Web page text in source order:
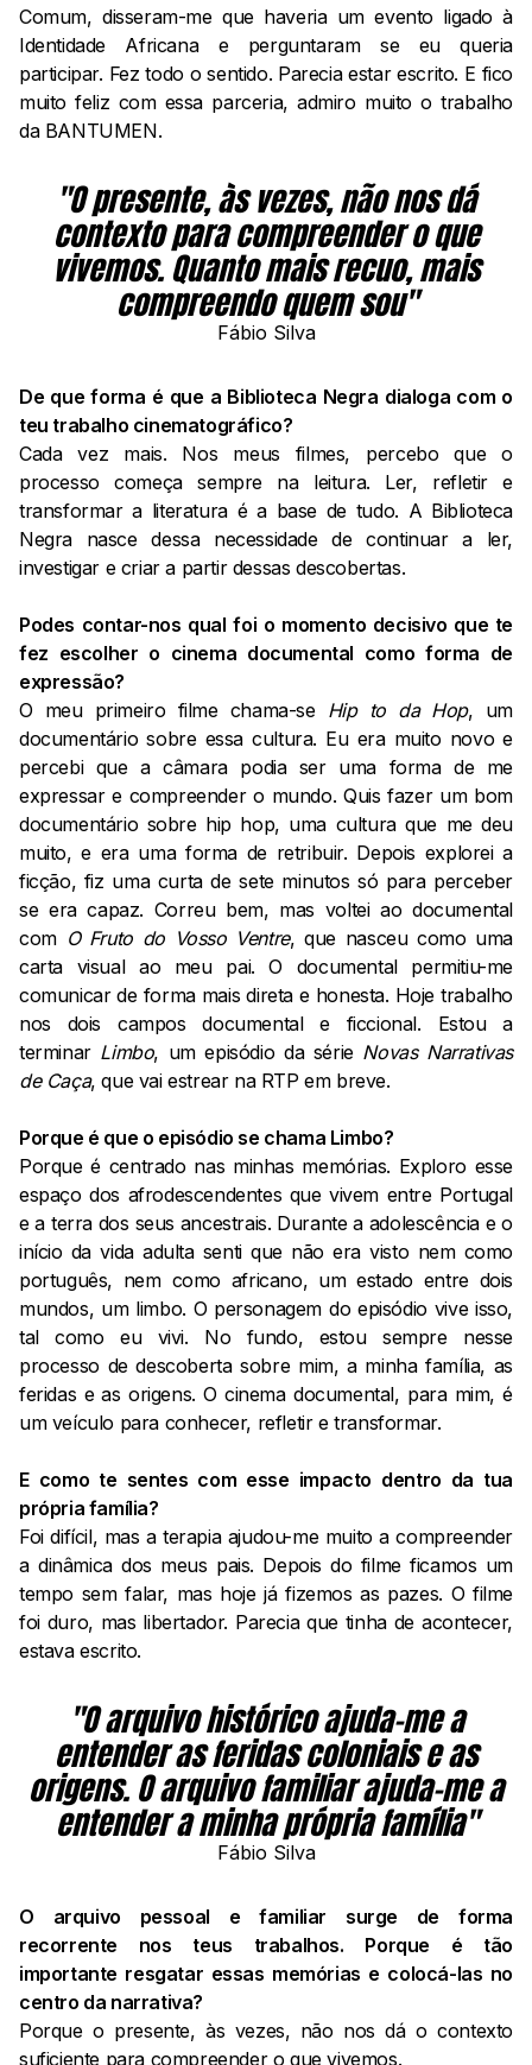
Comum, disseram-me que haveria um evento ligado à
Identidade Africana e perguntaram se eu queria
participar. Fez todo o sentido. Parecia estar escrito. E fico
muito feliz com essa parceria, admiro muito o trabalho
da BANTUMEN.
"O presente, às vezes, não nos dá
contexto para compreender o que
vivemos. Quanto mais recuo, mais
compreendo quem sou"
Fábio Silva
De que forma é que a Biblioteca Negra dialoga com o
teu trabalho cinematográfico?
Cada vez mais. Nos meus filmes, percebo que o
processo começa sempre na leitura. Ler, refletir e
transformar a literatura é a base de tudo. A Biblioteca
Negra nasce dessa necessidade de continuar a ler,
investigar e criar a partir dessas descobertas.
Podes contar-nos qual foi o momento decisivo que te
fez escolher o cinema documental como forma de
expressão?
O meu primeiro filme chama-se Hip to da Hop, um
documentário sobre essa cultura. Eu era muito novo e
percebi que a câmara podia ser uma forma de me
expressar e compreender o mundo. Quis fazer um bom
documentário sobre hip hop, uma cultura que me deu
muito, e era uma forma de retribuir. Depois explorei a
ficção, fiz uma curta de sete minutos só para perceber
se era capaz. Correu bem, mas voltei ao documental
com O Fruto do Vosso Ventre, que nasceu como uma
carta visual ao meu pai. O documental permitiu-me
comunicar de forma mais direta e honesta. Hoje trabalho
nos dois campos documental e ficcional. Estou a
terminar Limbo, um episódio da série Novas Narrativas
de Caça, que vai estrear na RTP em breve.
Porque é que o episódio se chama Limbo?
Porque é centrado nas minhas memórias. Exploro esse
espaço dos afrodescendentes que vivem entre Portugal
e a terra dos seus ancestrais. Durante a adolescência e o
início da vida adulta senti que não era visto nem como
português, nem como africano, um estado entre dois
mundos, um limbo. O personagem do episódio vive isso,
tal como eu vivi. No fundo, estou sempre nesse
processo de descoberta sobre mim, a minha família, as
feridas e as origens. O cinema documental, para mim, é
um veículo para conhecer, refletir e transformar.
E como te sentes com esse impacto dentro da tua
própria família?
Foi difícil, mas a terapia ajudou-me muito a compreender
a dinâmica dos meus pais. Depois do filme ficamos um
tempo sem falar, mas hoje já fizemos as pazes. O filme
foi duro, mas libertador. Parecia que tinha de acontecer,
estava escrito.
"O arquivo histórico ajuda-me a
entender as feridas coloniais e as
origens. O arquivo familiar ajuda-me a
entender a minha própria família"
Fábio Silva
O arquivo pessoal e familiar surge de forma
recorrente nos teus trabalhos. Porque é tão
importante resgatar essas memórias e colocá-las no
centro da narrativa?
Porque o presente, às vezes, não nos dá o contexto
suficiente para compreender o que vivemos.